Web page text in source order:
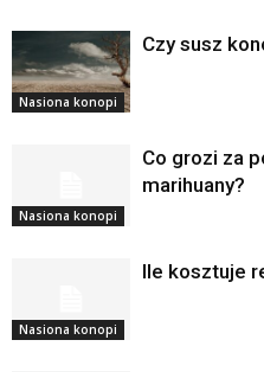
Nasiona konopi
Czy susz
Nasiona konopi
Co grozi za
marihuany?
Nasiona konopi
Ile kosztuje